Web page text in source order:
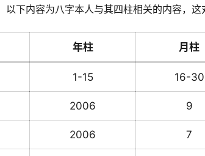
以下内容为八字本人与其四柱相关的内容，
年柱 月柱
1-15 16-30
2006 9
2006 7